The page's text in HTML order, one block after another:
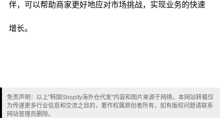
伴，可以帮助商家更好地应对市场挑战，实现业务的快速
增长。
免责声明：以上"韩国Shopify海外仓代发"内容和图片来源于网络，本网站转载仅
为传递更多行业信息和交流之目的，著作权属原创者所有，如有版权问题请联系
网站管理员删除。